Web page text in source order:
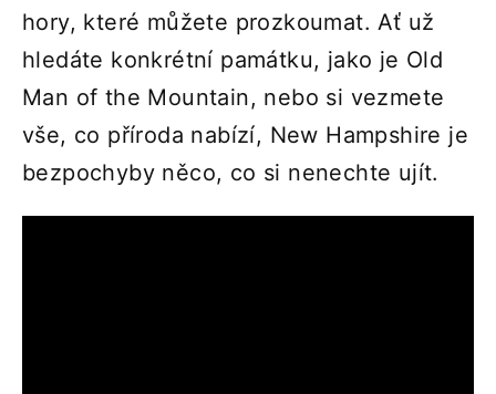
hory, které můžete prozkoumat. Ať už
hledáte konkrétní památku, jako je Old
Man of the Mountain, nebo si vezmete
vše, co příroda nabízí, New Hampshire je
bezpochyby něco, co si nenechte ujít.